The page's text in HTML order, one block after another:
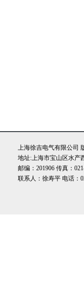
上海徐吉电气有限公司
地址:上海市宝山区水产
邮编：201906 传真：
联系人：徐寿平 电话：